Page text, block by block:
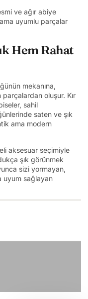
ve ağır abiye
uyumlu parçalar
Hem Rahat
mekanına,
oluşur. Kır
sahil
saten ve şık
ama modern
aksesuar seçimiyle
şık görünmek
sizi yormayan,
uyum sağlayan